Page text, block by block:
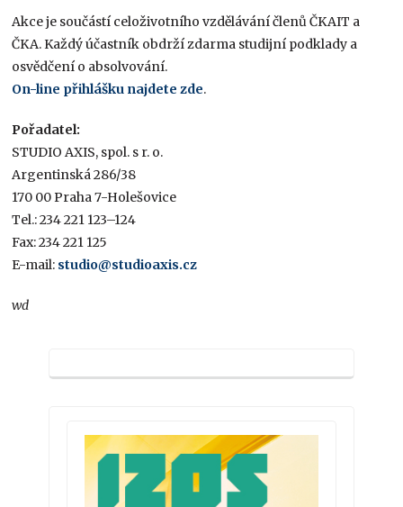
Akce je součástí celoživotního vzdělávání členů ČKAIT a
ČKA. Každý účastník obdrží zdarma studijní podklady a
osvědčení o absolvování.
On-line přihlášku najdete zde.
Pořadatel:
STUDIO AXIS, spol. s r. o.
Argentinská 286/38
170 00 Praha 7-Holešovice
Tel.: 234 221 123–124
Fax: 234 221 125
E-mail: studio@studioaxis.cz
wd